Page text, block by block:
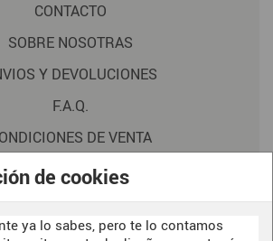
de cookies
ya lo sabes, pero te lo contamos
CONTACTO
SOBRE NOSOTRAS
Y DEVOLUCIONES
F.A.Q.
DE VENTA
DE PRIVACIDAD
AVISO LEGAL
DE COOKIES